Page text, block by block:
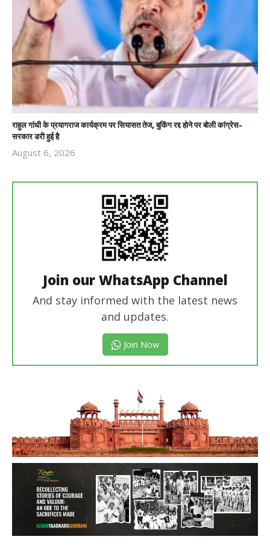
राहुल गांधी के प्रयागराज कार्यक्रम पर सियासत तेज, बुकिंग रद्द होने पर बोली कांग्रेस-
सरकार डरी हुई है
August 6, 2026
Join our WhatsApp Channel
And stay informed with the latest news
and updates.
Join Now